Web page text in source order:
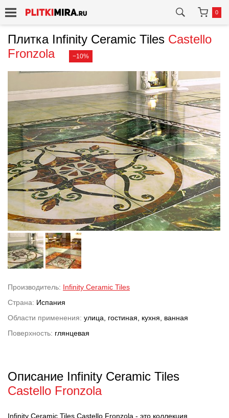
0
Плитка Infinity Ceramic Tiles Castello
Fronzola
−10%
Производитель: Infinity Ceramic Tiles
Страна: Испания
Области применения: улица, гостиная, кухня, ванная
Поверхность: глянцевая
Описание Infinity Ceramic Tiles
Castello Fronzola
Infinity Ceramic Tiles Castello Fronzola - это коллекция